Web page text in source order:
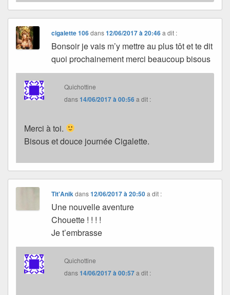
cigalette 106dans12/06/2017 à 20:46 a dit :
Bonsoir je vais m’y mettre au plus tôt et te dit
quoi prochainement merci beaucoup bisous
Quichottine
dans14/06/2017 à 00:56a dit :
Merci à toi.
Bisous et douce journée Cigalette.
Tit'Anik dans12/06/2017 à 20:50 a dit :
Une nouvelle aventure
Chouette ! ! ! !
Je t’embrasse
Quichottine
dans14/06/2017 à 00:57a dit :